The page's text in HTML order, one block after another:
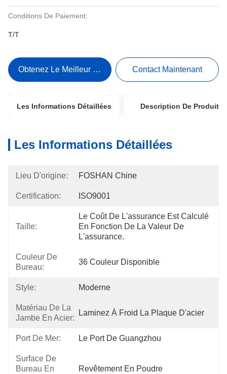
Conditions De Paiement:
T/T
Obtenez Le Meilleur Prix Contact Maintenant
Les Informations Détaillées Description De Produit
Les Informations Détaillées
Lieu D'origine: FOSHAN Chine
Certification: ISO9001
Taille:
Le Coût De L'assurance Est Calculé
En Fonction De La Valeur De
L'assurance.
Couleur De
Bureau:
36 Couleur Disponible
Style: Moderne
Matériau De La
Jambe En Acier:
Laminez À Froid La Plaque D'acier
Port De Mer: Le Port De Guangzhou
Surface De
Bureau En
Revêtement En Poudre